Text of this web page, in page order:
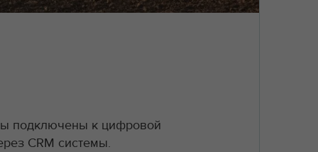
подключены к цифровой
CRM системы.